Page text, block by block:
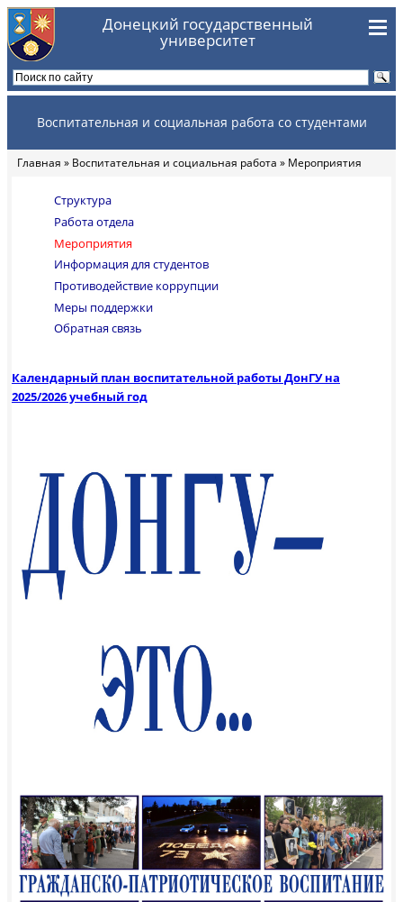
Перейти к основному содержаниюДонецкий государственный
университет
Воспитательная и социальная работа со студентами
Вы здесь
Главная » Воспитательная и социальная работа » Мероприятия
Структура
Работа отдела
Мероприятия
Информация для студентов
Противодействие коррупции
Меры поддержки
Обратная связь
Календарный план воспитательной работы ДонГУ на
2025/2026 учебный год